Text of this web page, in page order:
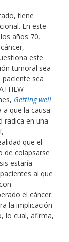
tiene
En este
años 70,
este
tumoral sea
paciente sea
Getting well
a que la causa
radica en una
que el
de colapsarse
estaría
al que
el cáncer.
la implicación
lo cual, afirma,